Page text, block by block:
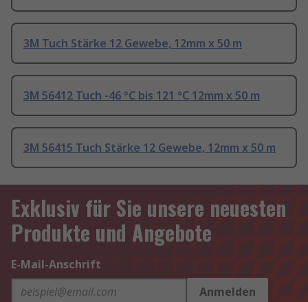
3M Tuch Stärke 12 Gewebe, 12mm x 50 m
3M 56412 Tuch -46 °C bis 121 °C 12mm x 50 m
3M 56415 Tuch Stärke 12 Gewebe, 12mm x 50 m
Exklusiv für Sie unsere neuesten
Produkte und Angebote
E-Mail-Anschrift
Anmelden